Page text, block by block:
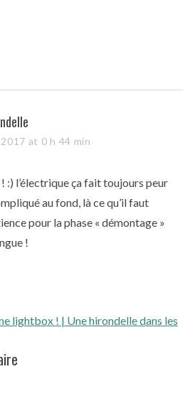
at 0 h 44 min
:) l’électrique ça fait toujours peur
au fond, là ce qu’il faut
pour la phase « démontage »
!
lightbox ! | Une hirondelle dans les